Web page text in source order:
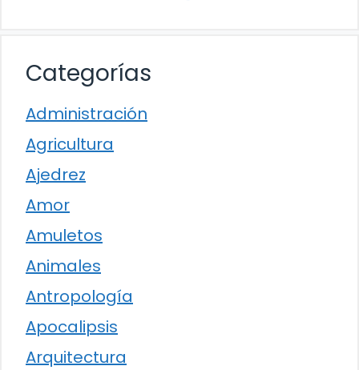
Categorías
Administración
Agricultura
Ajedrez
Amor
Amuletos
Animales
Antropología
Apocalipsis
Arquitectura